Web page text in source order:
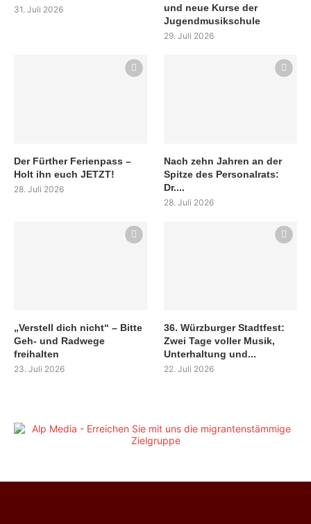
31. Juli 2026
und neue Kurse der
Jugendmusikschule
29. Juli 2026
Der Fürther Ferienpass –
Holt ihn euch JETZT!
28. Juli 2026
Nach zehn Jahren an der
Spitze des Personalrats:
Dr....
28. Juli 2026
„Verstell dich nicht“ – Bitte
Geh- und Radwege
freihalten
23. Juli 2026
36. Würzburger Stadtfest:
Zwei Tage voller Musik,
Unterhaltung und...
22. Juli 2026